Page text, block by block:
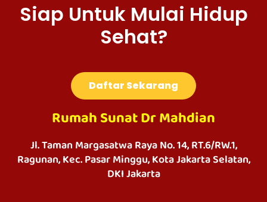
Siap Untuk Mulai Hidup
Sehat?
Daftar Sekarang
Rumah Sunat Dr Mahdian
Jl. Taman Margasatwa Raya No. 14, RT.6/RW.1,
Ragunan, Kec. Pasar Minggu, Kota Jakarta Selatan,
DKI Jakarta